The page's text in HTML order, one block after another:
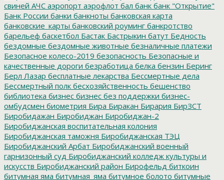
свиней АЧС аэропорт аэрофлот бал банк банк "Открытие"
Банк России банки банкноты банковская карта
банковские_карты банковский роуминг банкротство
барельеф баскетбол Бастак Бастрыкин батут Бедность
бездомные бездомные животные безналичные платежи
Безопасное колесо-2019 безопасность Безопасные и
качественные дороги безработица белка бензин Беринг
Берл Лазар бесплатные лекарства Бессмертные дела
Бессмертный полк бесхозяйственность бешенство
библиотека бизнес бизнес без поддержки бизнес-
омбудсмен биометрия Бира Биракан Бирария БирЗСТ
Биробидажан Биробиджан Биробиджан-2
Биробиджанская воспитательная колония
Биробиджанская таможня Биробиджанская ТЭЦ
Биробиджанский Арбат Биробиджанский военный
гарнизонный суд Биробиджанский колледж культуры и
искусств Биробиджанский район Бирофельд биткоин
битумная яма битумная_яма битумное болото битумные